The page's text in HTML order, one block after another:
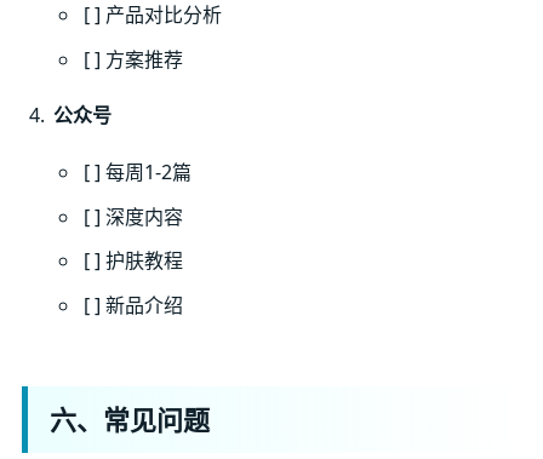
[ ] 产品对比分析
[ ] 方案推荐
公众号
[ ] 每周1-2篇
[ ] 深度内容
[ ] 护肤教程
[ ] 新品介绍
六、常见问题